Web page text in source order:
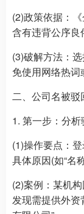
(2)政策依据：
含有违背公序良
(3)破解方法：选
免使用网络热词
二、公司名被驳
1. 第一步：分
(1)操作要点：
具体原因(如“名
(2)案例：某机
发现需提供外资